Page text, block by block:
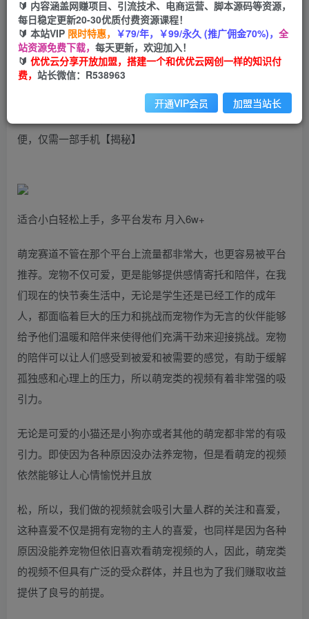
会员免费
立即购买
您当前未登录！建议登陆后购买，可保存购买订单
四月最新蓝海项目，简单搬运TIKTOK萌宠视频，操作简单方
便，仅需一部手机【揭秘】
适合小白轻松上手，多平台发布 月入6w+
萌宠赛道不管在那个平台上流量都非常大，也更容易被平台
推荐。宠物不仅可爱，更是能够提供感情寄托和陪伴，在我
们现在的快节奏生活中，无论是学生还是已经工作的成年
人，都面临着巨大的压力和挑战而宠物作为无言的伙伴能够
给予他们温暖和陪伴来使得他们充满干劲来迎接挑战。宠物
的陪伴可以让人们感受到被爱和被需要的感觉，有助于缓解
孤独感和心理上的压力，所以萌宠类的视频有着非常强的吸
引力。
无论是可爱的小猫还是小狗亦或者其他的萌宠都非常的有吸
引力。即使因为各种原因没办法养宠物，但是看萌宠的视频
依然能够让人心情愉悦并且放
松，所以，我们做的视频就会吸引大量人群的关注和喜爱，
这种喜爱不仅是拥有宠物的主人的喜爱，也同样是因为各种
原因没能养宠物但依旧喜欢看萌宠视频的人，因此，萌宠类
的视频不但具有广泛的受众群体，并且也为了我们赚取收益
提供了良号的前提。
🔰 内容涵盖网赚项目、引流技术、电商运营、脚本源码等资源，
每日稳定更新20-30优质付费资源课程！
🔰 本站VIP 限时特惠， ￥79/年，￥99/永久 (推广佣金70%)， 全
站资源免费下载， 每天更新，欢迎加入！
🔰 优优云分享开放加盟，搭建一个和优优云网创一样的知识付
费， 站长微信：R538963
开通VIP会员 加盟当站长